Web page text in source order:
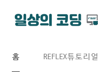
홈 REFLEX튜토리얼